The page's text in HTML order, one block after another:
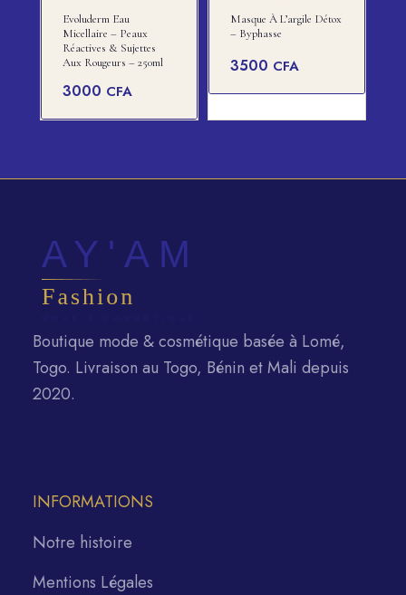
Evoluderm Eau
Micellaire – Peaux
Réactives & Sujettes
Aux Rougeurs – 250ml
3000 CFA
Masque À L’argile Détox
– Byphasse
3500 CFA
Boutique mode & cosmétique basée à Lomé,
Togo. Livraison au Togo, Bénin et Mali depuis
2020.
INFORMATIONS
Notre histoire
Mentions Légales